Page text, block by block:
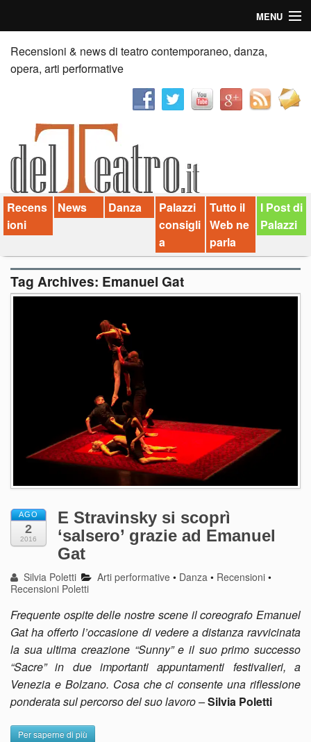
MENU
Home
Recensioni
News
Palazzi consiglia
Video
Chi siamo
Contatti
Recensioni & news di teatro contemporaneo, danza,
opera, arti performative
Recens
ioni
News Danza
Palazzi
consigli
a
Tutto il
Web ne
parla
I Post di
Palazzi
Tag Archives: Emanuel Gat
AGO
2
2016
E Stravinsky si scoprì
‘salsero’ grazie ad Emanuel
Gat
Silvia Poletti Arti performative • Danza • Recensioni •
Recensioni Poletti
Frequente ospite delle nostre scene il coreografo Emanuel
Gat ha offerto l’occasione di vedere a distanza ravvicinata
la sua ultima creazione “Sunny” e il suo primo successo
“Sacre” in due importanti appuntamenti festivalieri, a
Venezia e Bolzano. Cosa che ci consente una riflessione
ponderata sul percorso del suo lavoro –Silvia Poletti
Per saperne di più